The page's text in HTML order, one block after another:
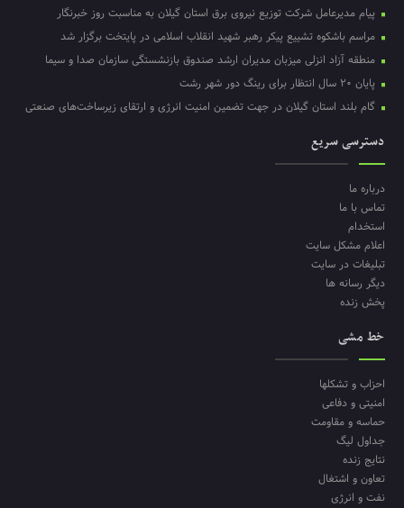
پیام مدیرعامل شرکت توزیع نیروی برق استان گیلان به مناسبت روز خبرنگار ‌
مراسم باشکوه تشییع پیکر رهبر شهید انقلاب اسلامی در پایتخت برگزار شد
منطقه آزاد انزلی میزبان مدیران ارشد صندوق بازنشستگی سازمان صدا و سیما
پایان ۲۰ سال انتظار برای رینگ دور شهر رشت
گام بلند استان گیلان در جهت تضمین امنیت انرژی و ارتقای زیرساخت‌های صنعتی
دسترسی سریع
درباره ما
تماس با ما
استخدام
اعلام مشکل سایت
تبلیغات در سایت
دیگر رسانه ها
پخش زنده
خط مشی
احزاب و تشکلها
امنیتی و دفاعی
حماسه و مقاومت
جداول لیگ
نتایج زنده
تعاون و اشتغال
نفت و انرژی